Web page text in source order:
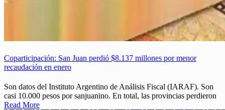
Coparticipación: San Juan perdió $8.137 millones por menor
recaudación en enero
Son datos del Instituto Argentino de Análisis Fiscal (IARAF). Son
casi 10.000 pesos por sanjuanino. En total, las provincias perdieron
Read More